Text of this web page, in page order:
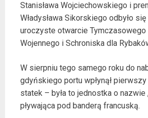
Stanisława Wojciechowskiego i
Władysława Sikorskiego odbyło
uroczyste otwarcie Tymczasowego
Wojennego i Schroniska dla
W sierpniu tego samego roku do
gdyńskiego portu wpłynął
statek – była to jednostka o nazwie
pływająca pod banderą francuską.